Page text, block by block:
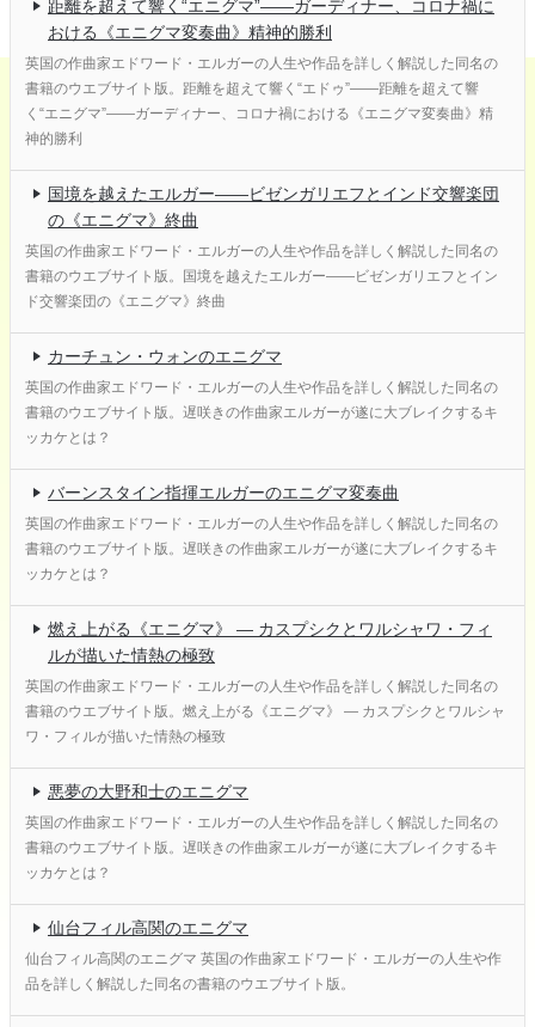
距離を超えて響く“エニグマ”――ガーディナー、コロナ禍に
おける《エニグマ変奏曲》精神的勝利
英国の作曲家エドワード・エルガーの人生や作品を詳しく解説した同名の
書籍のウエブサイト版。距離を超えて響く“エドゥ”――距離を超えて響
く“エニグマ”――ガーディナー、コロナ禍における《エニグマ変奏曲》精
神的勝利
国境を越えたエルガー――ビゼンガリエフとインド交響楽団
の《エニグマ》終曲
英国の作曲家エドワード・エルガーの人生や作品を詳しく解説した同名の
書籍のウエブサイト版。国境を越えたエルガー――ビゼンガリエフとイン
ド交響楽団の《エニグマ》終曲
カーチュン・ウォンのエニグマ
英国の作曲家エドワード・エルガーの人生や作品を詳しく解説した同名の
書籍のウエブサイト版。遅咲きの作曲家エルガーが遂に大ブレイクするキ
ッカケとは？
バーンスタイン指揮エルガーのエニグマ変奏曲
英国の作曲家エドワード・エルガーの人生や作品を詳しく解説した同名の
書籍のウエブサイト版。遅咲きの作曲家エルガーが遂に大ブレイクするキ
ッカケとは？
燃え上がる《エニグマ》 ― カスプシクとワルシャワ・フィ
ルが描いた情熱の極致
英国の作曲家エドワード・エルガーの人生や作品を詳しく解説した同名の
書籍のウエブサイト版。燃え上がる《エニグマ》 ― カスプシクとワルシャ
ワ・フィルが描いた情熱の極致
悪夢の大野和士のエニグマ
英国の作曲家エドワード・エルガーの人生や作品を詳しく解説した同名の
書籍のウエブサイト版。遅咲きの作曲家エルガーが遂に大ブレイクするキ
ッカケとは？
仙台フィル高関のエニグマ
仙台フィル高関のエニグマ 英国の作曲家エドワード・エルガーの人生や作
品を詳しく解説した同名の書籍のウエブサイト版。